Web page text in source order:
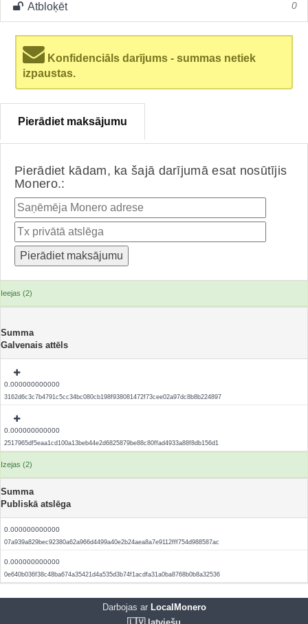
Atbloķēt 0
Konfidenciāls darījums - summas netiek
izpaustas.
Pierādiet maksājumu
Pierādiet kādam, ka šajā darījumā esat nosūtījis
Monero.:
Ieejas (2)
Summa
Galvenais attēls
0.000000000000
3162d6c3c7b4791c5cc34bc080cb198f938081472f73cee02a97dc8b8b224897
0.000000000000
2517965df5eaa1cd100a13beb44e2d6825879be88c80ffad4933a88f8db156d1
Izejas (2)
Summa
Publiskā atslēga
0.000000000000
07a939a829bec92380a62a966d4499a40e2b24aea8a7e9112fff754d988587ac
0.000000000000
0e640b036f38c48ba674a35421d4a535d3b74f1acdfa31a0ba8768b0b8a32536
Darbojas arLocalMonero